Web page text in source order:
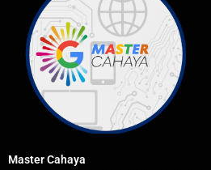
Master Cahaya